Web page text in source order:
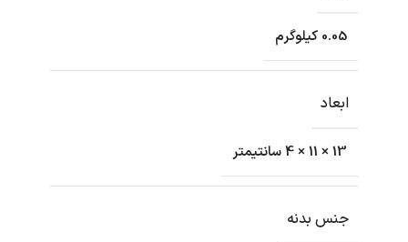
0.05 کیلوگرم
ابعاد
13 × 11 × 4 سانتیمتر
جنس بدنه